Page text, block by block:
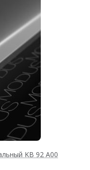
KB 92 А00